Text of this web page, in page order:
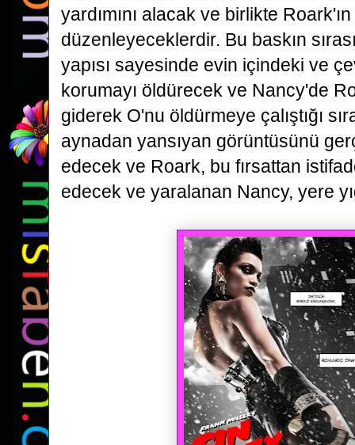
yardımını alacak ve birlikte
düzenleyeceklerdir. Bu baskın
yapısı sayesinde evin içindeki ve
korumayı öldürecek ve Nancy'de
giderek O'nu öldürmeye çalıştığı
aynadan yansıyan görüntüsünü
edecek ve Roark, bu fırsattan
edecek ve yaralanan Nancy, yere